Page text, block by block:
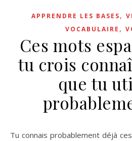
APPRENDRE LES BASES,
VOCABULAIRE ,
Ces mots
tu crois
que tu
Tu connais probablement déjà ces mots. Tu les as croisés